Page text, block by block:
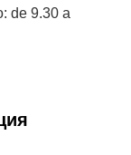
de 9.30 a